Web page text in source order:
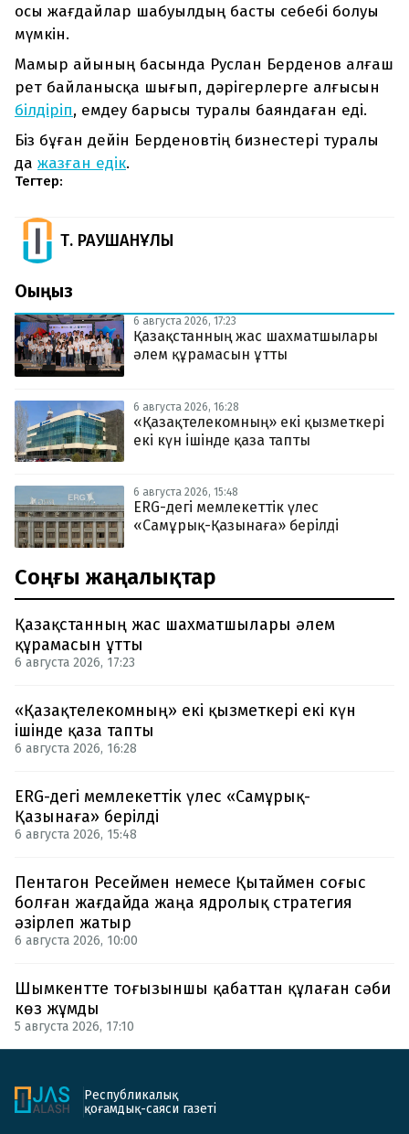
осы жағдайлар шабуылдың басты себебі болуы
мүмкін.
Мамыр айының басында Руслан Берденов алғаш
рет байланысқа шығып, дәрігерлерге алғысын
білдіріп, емдеу барысы туралы баяндаған еді.
Біз бұған дейін Берденовтің бизнестері туралы
да жазған едік.
Тегтер:
Т. РАУШАНҰЛЫ
Оқыңыз
6 августа 2026, 17:23
Қазақстанның жас шахматшылары
әлем құрамасын ұтты
6 августа 2026, 16:28
«Қазақтелекомның» екі қызметкері
екі күн ішінде қаза тапты
6 августа 2026, 15:48
ERG-дегі мемлекеттік үлес
«Самұрық-Қазынаға» берілді
Соңғы жаңалықтар
Қазақстанның жас шахматшылары әлем
құрамасын ұтты
6 августа 2026, 17:23
«Қазақтелекомның» екі қызметкері екі күн
ішінде қаза тапты
6 августа 2026, 16:28
ERG-дегі мемлекеттік үлес «Самұрық-
Қазынаға» берілді
6 августа 2026, 15:48
Пентагон Ресеймен немесе Қытаймен соғыс
болған жағдайда жаңа ядролық стратегия
әзірлеп жатыр
6 августа 2026, 10:00
Шымкентте тоғызыншы қабаттан құлаған сәби
көз жұмды
5 августа 2026, 17:10
Республикалық
қоғамдық-саяси газеті